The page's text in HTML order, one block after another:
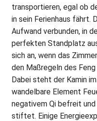
transportieren, egal ob
in sein Ferienhaus fährt.
Aufwand verbunden, in
perfekten Standplatz
sich an, wenn das
den Maßregeln des
Dabei steht der Kamin
wandelbare Element
negativem Qi befreit
stiftet. Einige